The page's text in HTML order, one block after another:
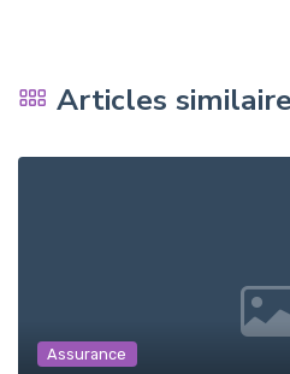
Articles
Assurance